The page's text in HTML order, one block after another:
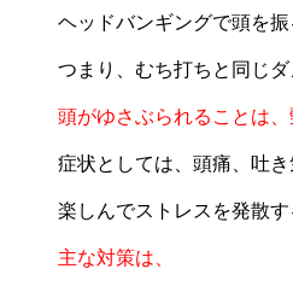
ヘッドバンギングで頭を
つまり、むち打ちと同じダ
頭がゆさぶられることは
症状としては、頭痛、吐
楽しんでストレスを発散
主な対策は、